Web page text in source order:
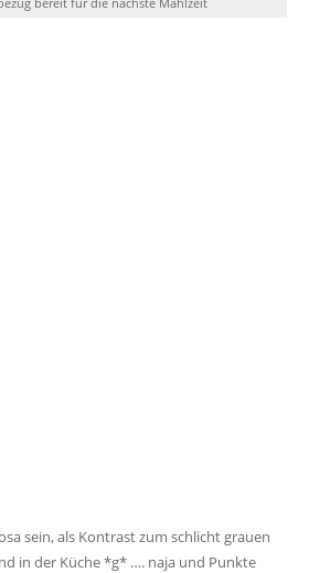
sein, als Kontrast zum schlicht grauen
in der Küche *g* …. naja und Punkte